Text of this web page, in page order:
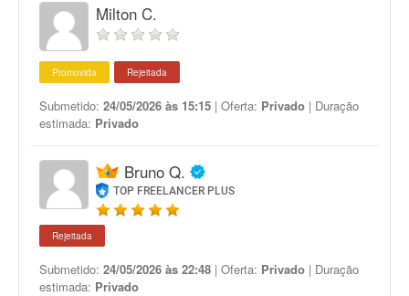
Milton C.
Promovida Rejeitada
Submetido: 24/05/2026 às 15:15 | Oferta: Privado | Duração
estimada: Privado
Bruno Q.
TOP FREELANCER PLUS
Rejeitada
Submetido: 24/05/2026 às 22:48 | Oferta: Privado | Duração
estimada: Privado